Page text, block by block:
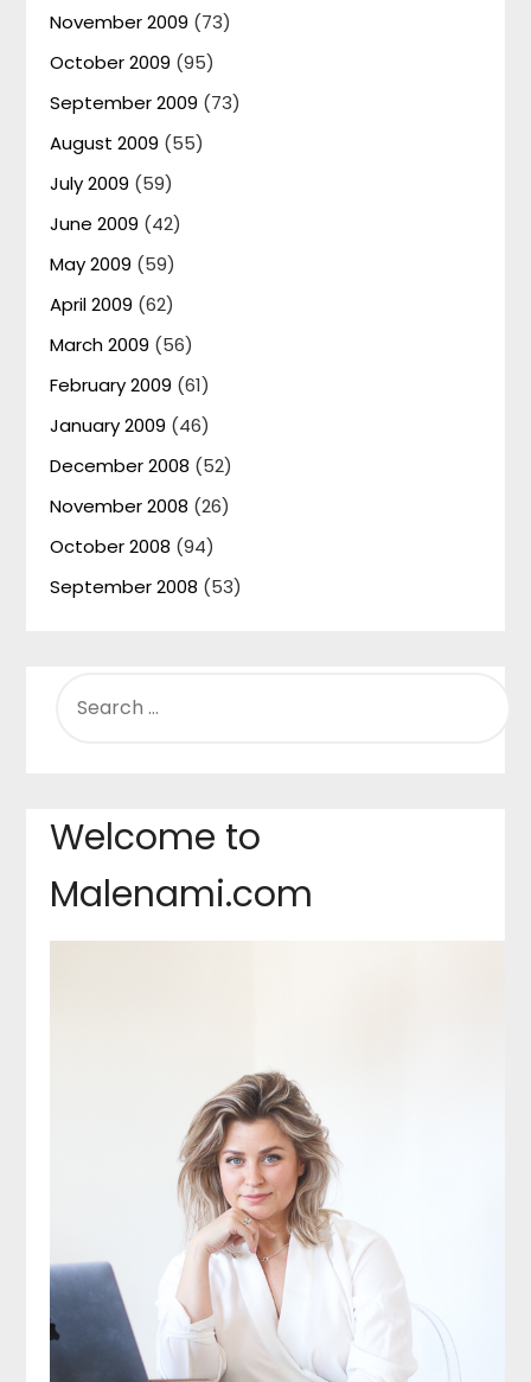
November 2009 (73)
October 2009 (95)
September 2009 (73)
August 2009 (55)
July 2009 (59)
June 2009 (42)
May 2009 (59)
April 2009 (62)
March 2009 (56)
February 2009 (61)
January 2009 (46)
December 2008 (52)
November 2008 (26)
October 2008 (94)
September 2008 (53)
FOR:
Welcome to
Malenami.com